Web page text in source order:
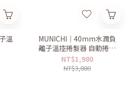
溫
MUNICHI｜40mm水潤負
離子溫控捲髮器 自動捲髮
棒
NT$1,980
NT$3,880